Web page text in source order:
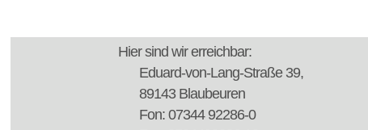
Hier sind wir erreichbar:
Eduard-von-Lang-Straße 39,
89143 Blaubeuren
Fon: 07344 92286-0